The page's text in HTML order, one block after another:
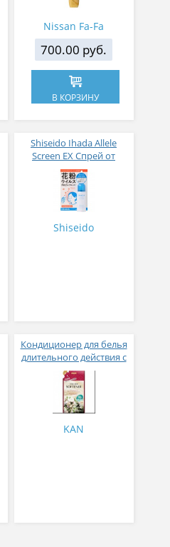
дерева 600 мл
Nissan Fa-Fa
700.00 руб.
В КОРЗИНУ
Shiseido Ihada Allele
Screen EX Спрей от
вирусов и аллергий 50
гр
Shiseido
Кондиционер для белья
длительного действия с
аромакапсулами с
экзотическим ароматом
500 мл
KAN